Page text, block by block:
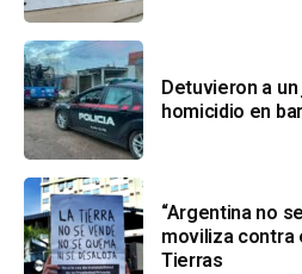
Detuvieron a
homicidio en
“Argentina no
moviliza contra
Tierras